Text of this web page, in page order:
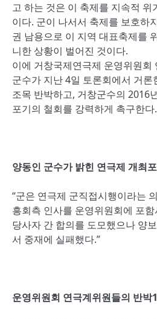
고 하는 것은 이 축제를 지속적 위
이다. 군이 나서서 축제를 보호하
권 남용으로 이 지역 대표축제를
니한 상황이 벌어진 것이다.
이에 거창국제연극제 운영위원회
군수가 지난 4일 토론회에서 거
조목 반박하고, 거창군수의 2016
포기의 철회를 강력하게 촉구한다.
양동인 군수가 밝힌 연극제 개최
“군은 연극제 군직접시행이라는
흥회측 인사를 운영위원회에 포
당사자 간 합의를 도모했으나 양
서 중재에 실패했다.”
운영위원회 연극계위원들의 반박1